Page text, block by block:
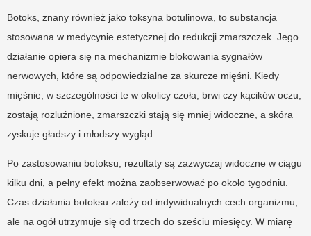
Botoks, znany również jako toksyna botulinowa, to substancja
stosowana w medycynie estetycznej do redukcji zmarszczek. Jego
działanie opiera się na mechanizmie blokowania sygnałów
nerwowych, które są odpowiedzialne za skurcze mięśni. Kiedy
mięśnie, w szczególności te w okolicy czoła, brwi czy kącików oczu,
zostają rozluźnione, zmarszczki stają się mniej widoczne, a skóra
zyskuje gładszy i młodszy wygląd.
Po zastosowaniu botoksu, rezultaty są zazwyczaj widoczne w ciągu
kilku dni, a pełny efekt można zaobserwować po około tygodniu.
Czas działania botoksu zależy od indywidualnych cech organizmu,
ale na ogół utrzymuje się od trzech do sześciu miesięcy. W miarę